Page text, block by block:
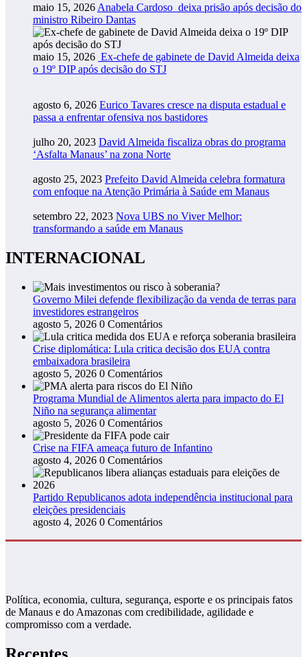
maio 15, 2026 Anabela Cardoso deixa prisão após decisão do
ministro Ribeiro Dantas
maio 15, 2026 Ex-chefe de gabinete de David Almeida deixa
o 19º DIP após decisão do STJ
agosto 6, 2026 Eurico Tavares cresce na disputa estadual e
passa a enfrentar ofensiva nos bastidores
julho 20, 2023 David Almeida fiscaliza obras do programa
‘Asfalta Manaus’ na zona Norte
agosto 25, 2023 Prefeito David Almeida celebra formatura
com enfoque na Atenção Primária à Saúde em Manaus
setembro 22, 2023 Nova UBS no Viver Melhor:
transformando a saúde em Manaus
INTERNACIONAL
Governo Milei defende flexibilização da venda de terras para
investidores estrangeiros
agosto 5, 2026 0 Comentários
Crise diplomática: Lula critica decisão dos EUA contra
embaixadora brasileira
agosto 5, 2026 0 Comentários
Programa Mundial de Alimentos alerta para impacto do El
Niño na segurança alimentar
agosto 5, 2026 0 Comentários
Crise na FIFA ameaça futuro de Infantino
agosto 4, 2026 0 Comentários
Partido Republicanos adota independência institucional para
eleições presidenciais
agosto 4, 2026 0 Comentários
Política, economia, cultura, segurança, esporte e os principais fatos
de Manaus e do Amazonas com credibilidade, agilidade e
compromisso com a verdade.
Recentes